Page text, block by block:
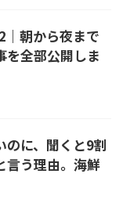
朝から夜まで
を全部公開しま
のに、聞くと9割
言う理由。海鮮